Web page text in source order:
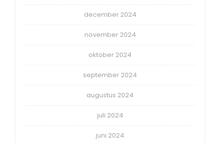
december 2024
november 2024
oktober 2024
september 2024
augustus 2024
juli 2024
juni 2024